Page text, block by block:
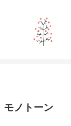
モノトーン